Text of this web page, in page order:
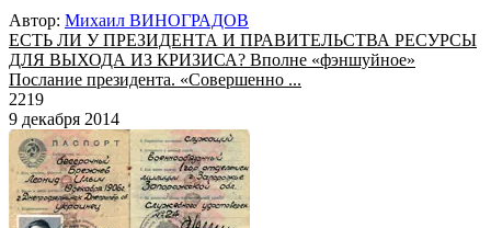
Автор: Михаил ВИНОГРАДОВ
ЕСТЬ ЛИ У ПРЕЗИДЕНТА И ПРАВИТЕЛЬСТВА РЕСУРСЫ
ДЛЯ ВЫХОДА ИЗ КРИЗИСА? Вполне «фэншуйное»
Послание президента. «Совершенно ...
2219
9 декабря 2014